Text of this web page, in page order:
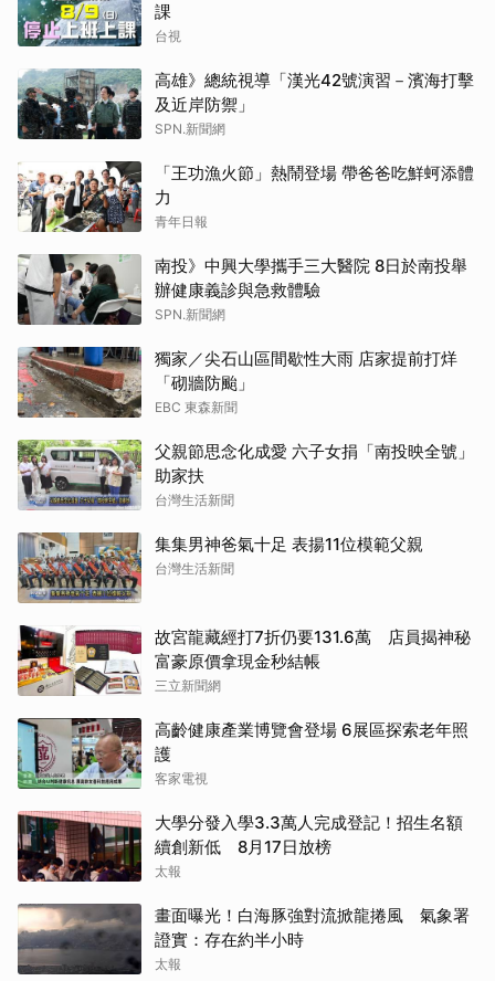
課
台視
高雄》總統視導「漢光42號演習－濱海打擊
及近岸防禦」
SPN.新聞網
「王功漁火節」熱鬧登場 帶爸爸吃鮮蚵添體
力
青年日報
南投》中興大學攜手三大醫院 8日於南投舉
辦健康義診與急救體驗
SPN.新聞網
獨家／尖石山區間歇性大雨 店家提前打烊
「砌牆防颱」
EBC 東森新聞
父親節思念化成愛 六子女捐「南投映全號」
助家扶
台灣生活新聞
集集男神爸氣十足 表揚11位模範父親
台灣生活新聞
故宮龍藏經打7折仍要131.6萬 店員揭神秘
富豪原價拿現金秒結帳
三立新聞網
高齡健康產業博覽會登場 6展區探索老年照
護
客家電視
大學分發入學3.3萬人完成登記！招生名額
續創新低 8月17日放榜
太報
畫面曝光！白海豚強對流掀龍捲風 氣象署
證實：存在約半小時
太報